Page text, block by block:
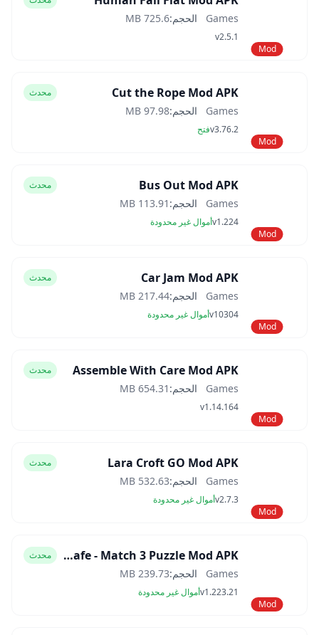
Mod
Games الحجم:725.6 MB
v2.5.1
Mod
Cut the Rope Mod APK محدث
Games الحجم:97.98 MB
v3.76.2فتح
Mod
Bus Out Mod APK محدث
Games الحجم: 113.91 MB
v1.224أموال غير محدودة
Mod
Car Jam Mod APK محدث
Games الحجم:217.44 MB
v10304أموال غير محدودة
Mod
Assemble With Care Mod APK محدث
Games الحجم: 654.31 MB
v1.14.164
Mod
Lara Croft GO Mod APK محدث
Games الحجم:532.63 MB
v2.7.3أموال غير محدودة
Mod
Manor Cafe - Match 3 Puzzle Mod APK محدث
Games الحجم:239.73 MB
v1.223.21أموال غير محدودة